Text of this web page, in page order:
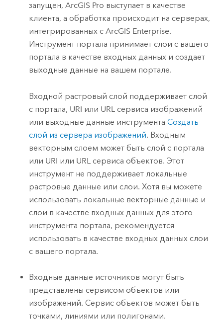
запущен,ArcGIS Pro выступает в качестве
клиента, а обработка происходит на серверах,
интегрированных сArcGIS Enterprise.
Инструмент портала принимает слои с вашего
портала в качестве входных данных и создает
выходные данные на вашем портале.
Входной растровый слой поддерживает слой
с портала, URI или URL сервиса изображений
или выходные данные инструментаСоздать
слой из сервера изображений. Входным
векторным слоем может быть слой с портала
или URI или URL сервиса объектов. Этот
инструмент не поддерживает локальные
растровые данные или слои. Хотя вы можете
использовать локальные векторные данные и
слои в качестве входных данных для этого
инструмента портала, рекомендуется
использовать в качестве входных данных слои
с вашего портала.
Входные данные источников могут быть
представлены сервисом объектов или
изображений. Сервис объектов может быть
точками, линиями или полигонами.